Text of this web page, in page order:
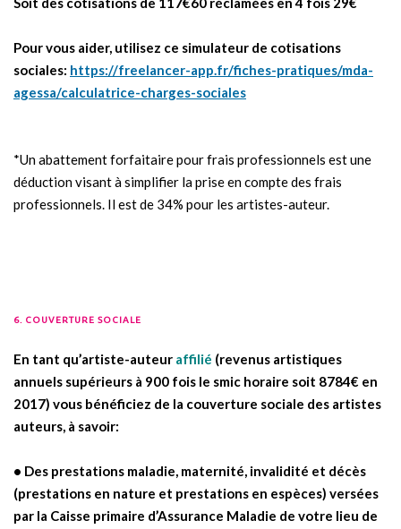
Pour vous aider, utilisez ce simulateur de cotisations
sociales: https://freelancer-app.fr/fiches-pratiques/mda-
agessa/calculatrice-charges-sociales
*Un abattement forfaitaire pour frais professionnels est une
déduction visant à simplifier la prise en compte des frais
professionnels. Il est de 34% pour les artistes-auteur.
6. COUVERTURE SOCIALE
En tant qu’artiste-auteur affilié (revenus artistiques
annuels supérieurs à 900 fois le smic horaire soit 8784€ en
2017) vous bénéficiez de la couverture sociale des artistes
auteurs, à savoir:
• Des prestations maladie, maternité, invalidité et décès
(prestations en nature et prestations en espèces) versées
par la Caisse primaire d’Assurance Maladie de votre lieu de